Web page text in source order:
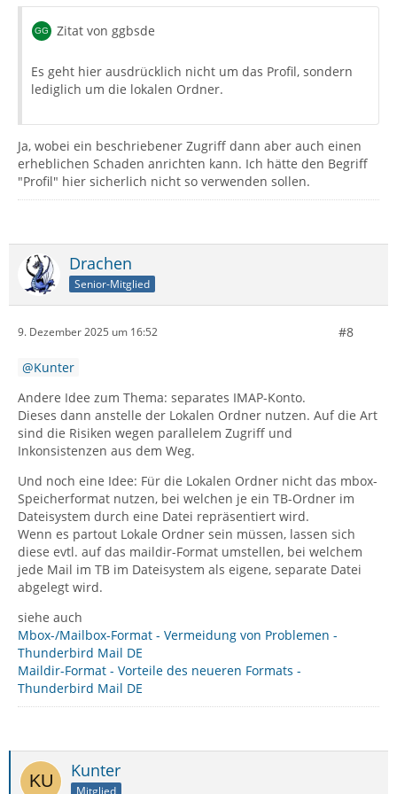
Zitat von ggbsde
Es geht hier ausdrücklich nicht um das Profil, sondern
lediglich um die lokalen Ordner.
Ja, wobei ein beschriebener Zugriff dann aber auch einen
erheblichen Schaden anrichten kann. Ich hätte den Begriff
"Profil" hier sicherlich nicht so verwenden sollen.
Drachen
Senior-Mitglied
9. Dezember 2025 um 16:52 #8
Kunter
Andere Idee zum Thema: separates IMAP-Konto.
Dieses dann anstelle der Lokalen Ordner nutzen. Auf die Art
sind die Risiken wegen parallelem Zugriff und
Inkonsistenzen aus dem Weg.
Und noch eine Idee: Für die Lokalen Ordner nicht das mbox-
Speicherformat nutzen, bei welchen je ein TB-Ordner im
Dateisystem durch eine Datei repräsentiert wird.
Wenn es partout Lokale Ordner sein müssen, lassen sich
diese evtl. auf das maildir-Format umstellen, bei welchem
jede Mail im TB im Dateisystem als eigene, separate Datei
abgelegt wird.
siehe auch
Mbox-/Mailbox-Format - Vermeidung von Problemen -
Thunderbird Mail DE
Maildir-Format - Vorteile des neueren Formats -
Thunderbird Mail DE
Kunter
Mitglied